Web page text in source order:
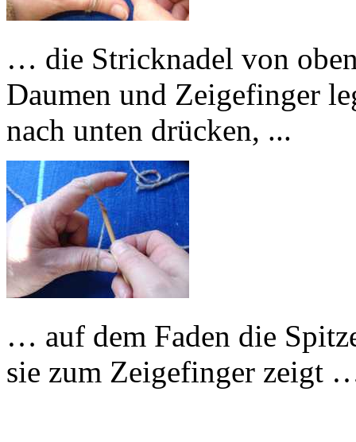
… die Stricknadel von
Daumen und Zeigefinger
nach unten drücken, ...
… auf dem Faden die
sie zum Zeigefinger zeigt